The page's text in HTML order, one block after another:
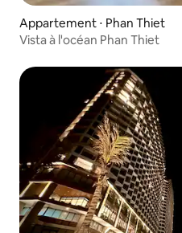
Appartement ⋅ Phan Thiet
Vista à l'océan Phan Thiet